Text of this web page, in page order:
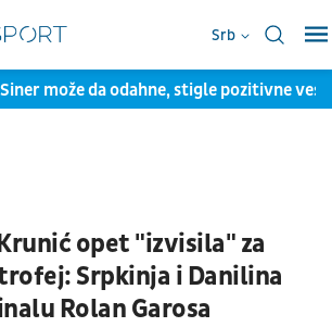
Srb
Siner može da odahne, stigle pozitivne
opet "izvisila" za
Srpkinja i Danilina
Rolan Garosa